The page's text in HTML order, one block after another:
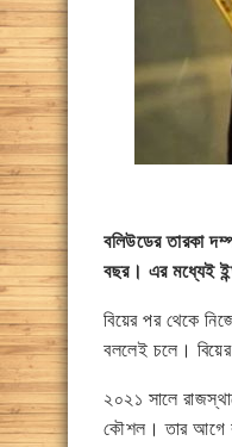
বলিউডের তারকা
বছর। এর মধ্যেই
বিয়ের পর থেকে
বললেই চলে।
২০২১ সালে
কৌশল। তার আগে